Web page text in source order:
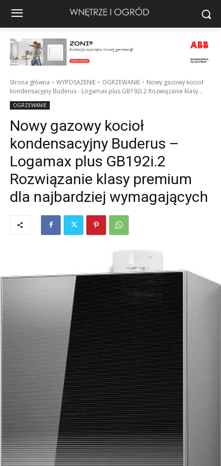
Strona główna WYPOSAŻENIE OGRZEWANIE
Nowy gazowy kocioł
kondensacyjny Buderus - Logamax plus GB192i.2 Rozwiązanie klasy...
OGRZEWANIE
Nowy gazowy kocioł
kondensacyjny Buderus –
Logamax plus GB192i.2
Rozwiązanie klasy premium
dla najbardziej wymagających